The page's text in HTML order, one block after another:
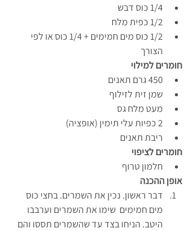
1/4 כוס דבש
1/2 כפית מלח
1/2 כוס מים חמימים + 1/4 כוס או לפי
הצורך
חומרים למילוי
450 גרם תאנים
שמן זית לזילוף
מעט מלח גס
2 כפיות עלי תימין (אופציה)
ריבת תאנים
חומרים לציפוי
חלמון טרוף
אופן ההכנה
דבר ראשון. נכין את השמרים. בחצי כוס
מים חמימים  שימו את השמרים וערבבו
היטב. הניחו בצד עד שהשמרים תססו והם